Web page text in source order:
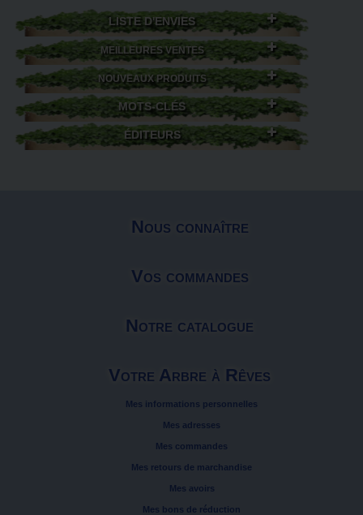
LISTE D'ENVIES
MEILLEURES VENTES
NOUVEAUX PRODUITS
MOTS-CLÉS
ÉDITEURS
Nous connaître
Vos commandes
Notre catalogue
Votre Arbre à Rêves
Mes informations personnelles
Mes adresses
Mes commandes
Mes retours de marchandise
Mes avoirs
Mes bons de réduction